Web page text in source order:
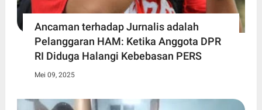
Ancaman terhadap Jurnalis adalah
Pelanggaran HAM: Ketika Anggota DPR
RI Diduga Halangi Kebebasan PERS
Mei 09, 2025